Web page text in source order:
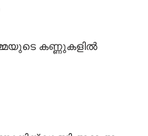
കണ്ണുകളിൽ